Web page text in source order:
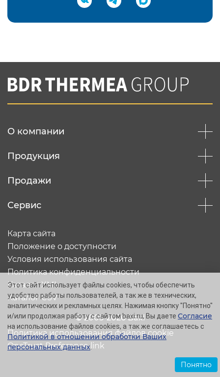
Подтвердить e-mail
Вы соглашаетесь с нашей политикой
конфеденциальности
О компании
Продукция
Продажи
Сервис
© 2005-2026 Baxi
Карта сайта
Положение о доступности
Условия использования сайта
Политика конфиденциальности
Каталог XML
Каталог CSV
Политика использования файлов cookie
OneTrust Preference link
Этот сайт использует файлы cookies, чтобы обеспечить
удобство работы пользователей, а так же в технических,
аналитических и рекламных целях. Нажимая кнопку "Понятно"
и/или продолжая работу с сайтом baxi.ru, Вы даете Согласие
на использование файлов cookies, а так же соглашаетесь с
Политикой в отношении обработки Ваших
персональных данных.
Понятно